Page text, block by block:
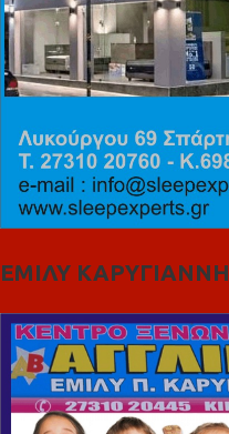
ΕΜΙΛΥ ΚΑΡΥΓΙΑΝΝΗ